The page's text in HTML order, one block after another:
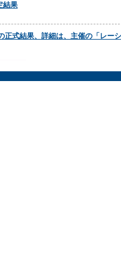
結果
式結果、詳細は、主催の「レー